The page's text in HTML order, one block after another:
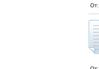
От: